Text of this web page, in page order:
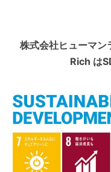
株式会社ヒューマ
Rich は